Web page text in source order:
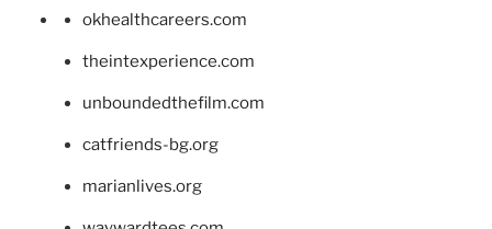
okhealthcareers.com
theintexperience.com
unboundedthefilm.com
catfriends-bg.org
marianlives.org